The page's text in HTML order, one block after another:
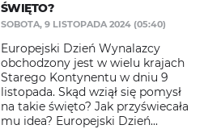
ŚWIĘTO?
SOBOTA, 9 LISTOPADA 2024 (05:40)
Europejski Dzień Wynalazcy
obchodzony jest w wielu krajach
Starego Kontynentu w dniu 9
listopada. Skąd wziął się pomysł
na takie święto? Jak przyświecała
mu idea? Europejski Dzień...